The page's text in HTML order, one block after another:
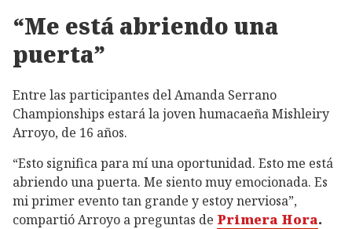
“Me está abriendo una
puerta”
Entre las participantes del Amanda Serrano
Championships estará la joven humacaeña Mishleiry
Arroyo, de 16 años.
“Esto significa para mí una oportunidad. Esto me está
abriendo una puerta. Me siento muy emocionada. Es
mi primer evento tan grande y estoy nerviosa”,
compartió Arroyo a preguntas de Primera Hora.